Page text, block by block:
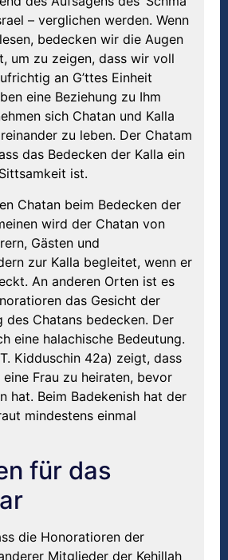
– verglichen werden. Wenn
bedecken wir die Augen
um zu zeigen, dass wir voll
an G’ttes Einheit
eine Beziehung zu Ihm
sich Chatan und Kalla
zu leben. Der Chatam
das Bedecken der Kalla ein
ist.
Chatan beim Bedecken der
wird der Chatan von
Gästen und
zur Kalla begleitet, wenn er
An anderen Orten ist es
das Gesicht der
des Chatans bedecken. Der
eine halachische Bedeutung.
Kidduschin 42a) zeigt, dass
Frau zu heiraten, bevor
hat. Beim Badekenish hat der
mindestens einmal
für das
die Honoratioren der
Mitglieder der Kehillah